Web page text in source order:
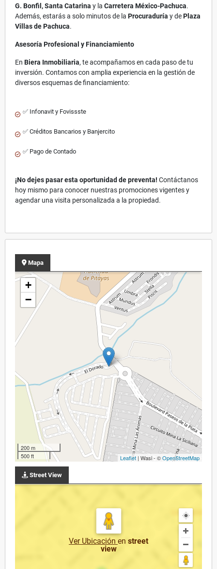
G. Bonfil, Santa Catarina y la Carretera México-Pachuca.
Además, estarás a solo minutos de la Procuraduría y dePlaza
Villas de Pachuca.
Asesoría Profesional y Financiamiento
En Biera Inmobiliaria, te acompañamos en cada paso de tu
inversión. Contamos con amplia experiencia en la gestión de
diversos esquemas de financiamiento:
✅ Infonavit y Fovissste
✅ Créditos Bancarios y Banjercito
✅ Pago de Contado
¡No dejes pasar esta oportunidad de preventa! Contáctanos
hoy mismo para conocer nuestras promociones vigentes y
agendar una visita personalizada a la propiedad.
Mapa
+
−
200 m
500 ft
Leaflet | Wasi - ©OpenStreetMap
Street View
Ver Ubicación en street
view